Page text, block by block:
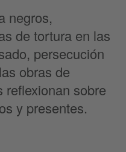
negros,
de tortura en las
persecución
obras de
reflexionan sobre
y presentes.